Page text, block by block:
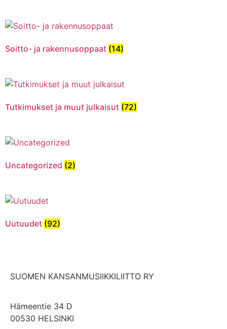
Soitto- ja rakennusoppaat (14)
Tutkimukset ja muut julkaisut (72)
Uncategorized (2)
Uutuudet (92)
SUOMEN KANSANMUSIIKKILIITTO RY
Hämeentie 34 D
00530 HELSINKI